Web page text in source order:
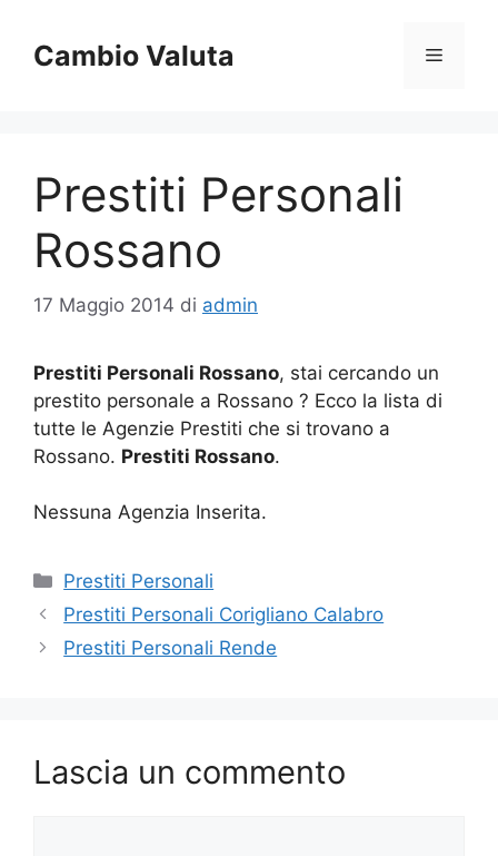
contenuto
Cambio Valuta Menu
Prestiti Personali
Rossano
17 Maggio 2014 di admin
Prestiti Personali Rossano, stai cercando un
prestito personale a Rossano ? Ecco la lista di
tutte le Agenzie Prestiti che si trovano a
Rossano. Prestiti Rossano.
Nessuna Agenzia Inserita.
Categorie
Prestiti Personali
Prestiti Personali Corigliano Calabro
Prestiti Personali Rende
Lascia un commento